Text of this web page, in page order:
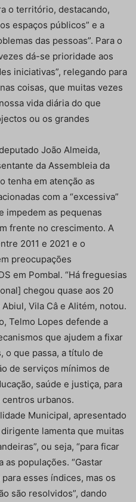
o território, destacando,
espaços públicos” e a
das pessoas”. Para o
dá-se prioridade aos
iniciativas”, relegando para
coisas, que muitas vezes
vida diária do que
ou os grandes
João Almeida,
da Assembleia da
tenha em atenção as
com a “excessiva”
impedem as pequenas
frente no crescimento. A
2011 e 2021 e o
preocupações
em Pombal. “Há freguesias
chegou quase aos 20
Vila Câ e Alitém, notou.
Telmo Lopes defende a
que ajudem a fixar
o que passa, a título de
de serviços mínimos de
saúde e justiça, para
urbanos.
Municipal, apresentado
lamenta que muitas
ou seja, “para ficar
as populações. “Gastar
esses índices, mas os
são resolvidos”, dando